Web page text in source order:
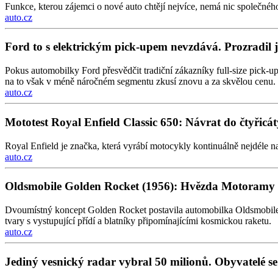
Funkce, kterou zájemci o nové auto chtějí nejvíce, nemá nic
auto.cz
Ford to s elektrickým pick-upem nevzdává.
Pokus automobilky Ford přesvědčit tradiční zákazníky full-size pick-
na to však v méně náročném segmentu zkusí znovu a za skvělou cenu.
auto.cz
Mototest Royal Enfield Classic 650: Návrat do
Royal Enfield je značka, která vyrábí motocykly kontinuálně nejdéle
auto.cz
Oldsmobile Golden Rocket (1956): Hvězda Motoramy
Dvoumístný koncept Golden Rocket postavila automobilka
tvary s vystupující přídí a blatníky připomínajícími kosmickou raketu.
auto.cz
Jediný vesnický radar vybral 50 milionů. Obyvatelé